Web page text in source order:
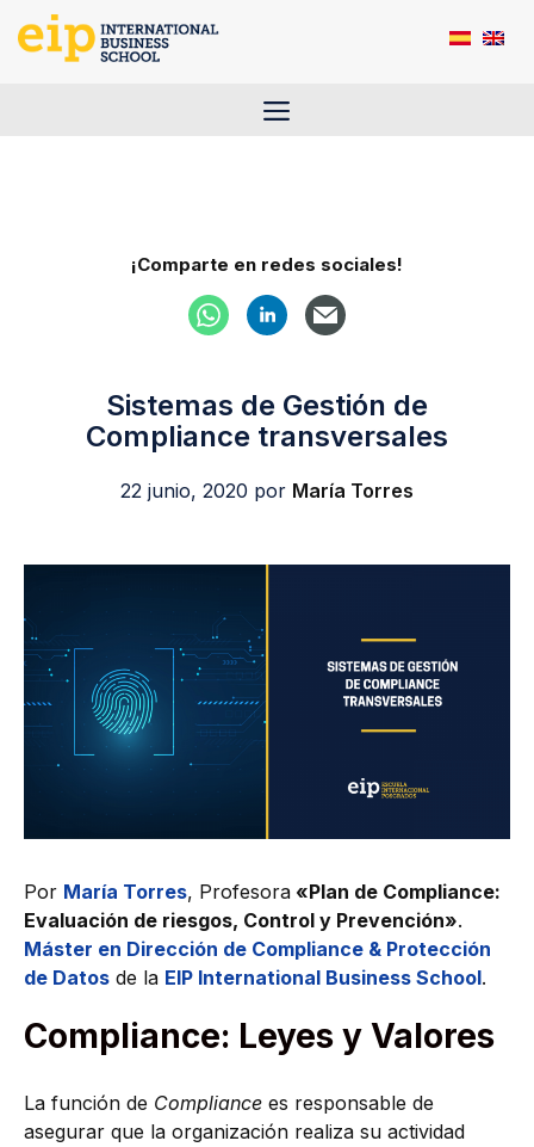
Saltar
Menú
¡Comparte en redes sociales!
Sistemas de Gestión de
Compliance transversales
22 junio, 2020 por María Torres
Por María Torres, Profesora «Plan de Compliance:
Evaluación de riesgos, Control y Prevención».
Máster en Dirección de Compliance & Protección
de Datos de la EIP International Business School.
Compliance: Leyes y Valores
La función de Compliance es responsable de
asegurar que la organización realiza su actividad